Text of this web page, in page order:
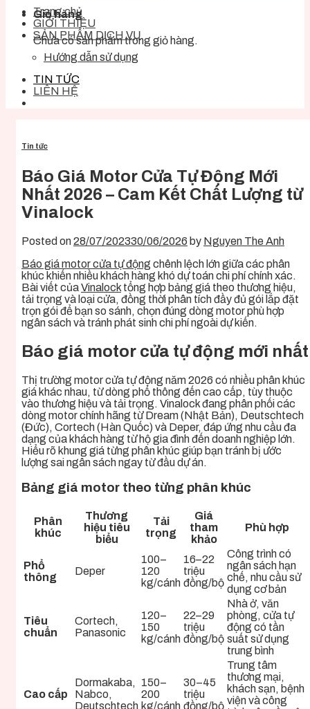
Giỏ hàng
Chưa có sản phẩm trong giỏ hàng.
Trang chủ
GIỚI THIỆU
SẢN PHẨM DỊCH VỤ
Hướng dẫn sử dụng
TIN TỨC
LIÊN HỆ
Tin tức
Báo Giá Motor Cửa Tự Động Mới
Nhất 2026 – Cam Kết Chất Lượng từ
Vinalock
Posted on28/07/202330/06/2026 by Nguyen The Anh
Báo giá motor cửa tự động chênh lệch lớn giữa các phân
khúc khiến nhiều khách hàng khó dự toán chi phí chính xác.
Bài viết củaVinalock tổng hợp bảng giá theo thương hiệu,
tải trọng và loại cửa, đồng thời phân tích đầy đủ gói lắp đặt
trọn gói để bạn so sánh, chọn đúng dòng motor phù hợp
ngân sách và tránh phát sinh chi phí ngoài dự kiến.
Báo giá motor cửa tự động mới nhất
Thị trường motor cửa tự động năm 2026 có nhiều phân khúc
giá khác nhau, từ dòng phổ thông đến cao cấp, tùy thuộc
vào thương hiệu và tải trọng. Vinalock đang phân phối các
dòng motor chính hãng từ Dream (Nhật Bản), Deutschtech
(Đức), Cortech (Hàn Quốc) và Deper, đáp ứng nhu cầu đa
dạng của khách hàng từ hộ gia đình đến doanh nghiệp lớn.
Hiểu rõ khung giá từng phân khúc giúp bạn tránh bị ước
lượng sai ngân sách ngay từ đầu dự án.
Bảng giá motor theo từng phân khúc
Phân
khúc
Thương
hiệu tiêu
biểu
Tải
trọng
Giá
tham
khảo
Phù hợp
Phổ
thông
Deper
100–
120
kg/cánh
16–22
triệu
đồng/bộ
Công trình có
ngân sách hạn
chế, nhu cầu sử
dụng cơ bản
Tiêu
chuẩn
Cortech,
Panasonic
120–
150
kg/cánh
22–29
triệu
đồng/bộ
Nhà ở, văn
phòng, cửa tự
động có tần
suất sử dụng
trung bình
Cao cấp
Dormakaba,
Nabco,
Deutschtech
150–
200
kg/cánh
30–45
triệu
đồng/bộ
Trung tâm
thương mại,
khách sạn, bệnh
viện và công